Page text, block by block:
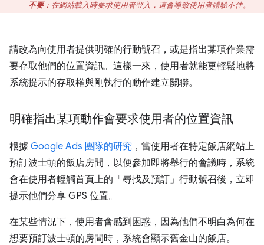
不要：在網站載入時要求使用者登入，這會導致使用者體驗不佳。
請改為向使用者提供明確的行動號召，或是指出某項作業需
要存取他們的位置資訊。這樣一來，使用者就能更輕鬆地將
系統提示的存取權與剛執行的動作建立關聯。
明確指出某項動作會要求使用者的位置資訊
根據 Google Ads 團隊的研究 ，當使用者在特定飯店網站上
預訂波士頓的飯店房間，以便參加即將舉行的會議時，系統
會在使用者輕觸首頁上的「尋找及預訂」行動號召後，立即
提示他們分享 GPS 位置。
在某些情況下，使用者會感到困惑，因為他們不明白為何在
想要預訂波士頓的房間時，系統會顯示舊金山的飯店。